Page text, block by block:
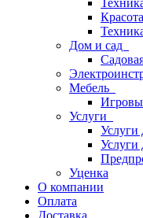
Дом и сад
Мебель
Услуги
Услуги
Услуги
Уценка
О компании
Оплата
Доставка